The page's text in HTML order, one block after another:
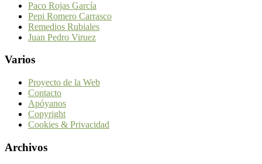
Paco Rojas García
Pepi Romero Carrasco
Remedios Rubiales
Juan Pedro Viruez
Varios
Proyecto de la Web
Contacto
Apóyanos
Copyright
Cookies & Privacidad
Archivos